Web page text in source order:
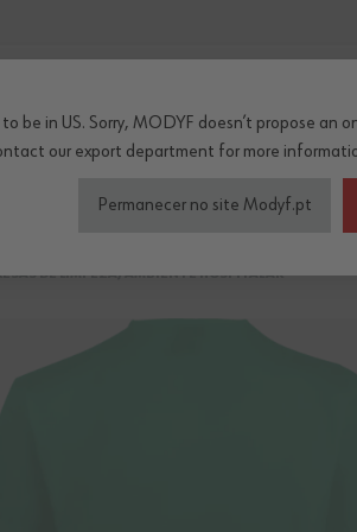
Roupa de
DE LIMPEZA/AMBIENTE HOSPITALAR
to be in US. Sorry, MODYF doesn’t propose an
our export department for more
Permanecer no site Modyf.pt